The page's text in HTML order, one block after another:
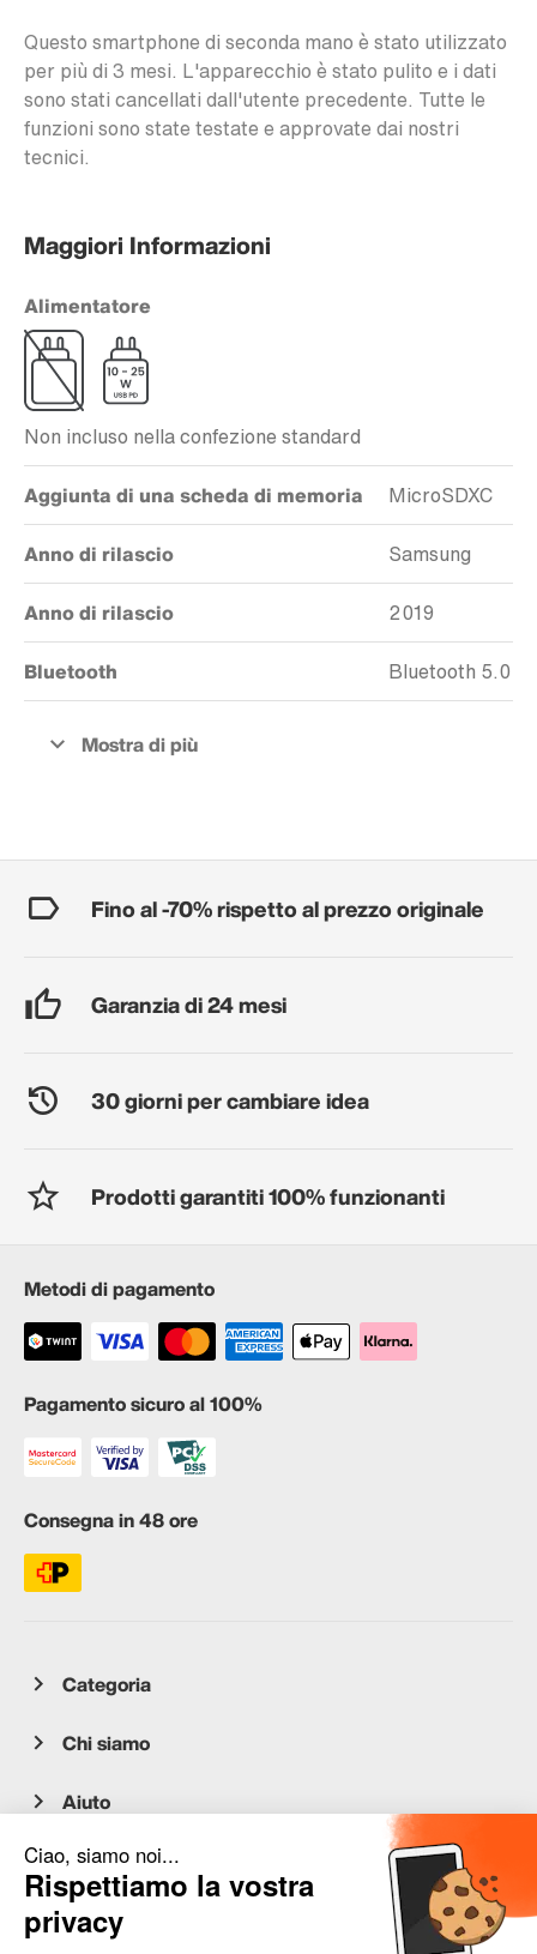
Questo smartphone di seconda mano è stato utilizzato
per più di 3 mesi. L'apparecchio è stato pulito e i dati
sono stati cancellati dall'utente precedente. Tutte le
funzioni sono state testate e approvate dai nostri
tecnici.
Maggiori Informazioni
Alimentatore
Non incluso nella confezione standard
Aggiunta di una scheda di memoria MicroSDXC
Anno di rilascio Samsung
Anno di rilascio 2019
Bluetooth Bluetooth 5.0
Fino al -70% rispetto al prezzo originale
Garanzia di 24 mesi
30 giorni per cambiare idea
Prodotti garantiti 100% funzionanti
Metodi di pagamento
Pagamento sicuro al 100%
Consegna in 48 ore
Categoria
Chi siamo
Aiuto
Servizio clienti
occasion.migros.mobile@recommerce.com